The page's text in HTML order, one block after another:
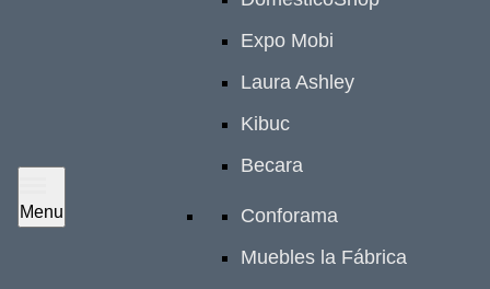
Menu
Expo Mobi
Laura Ashley
Kibuc
Becara
Conforama
Muebles la Fábrica